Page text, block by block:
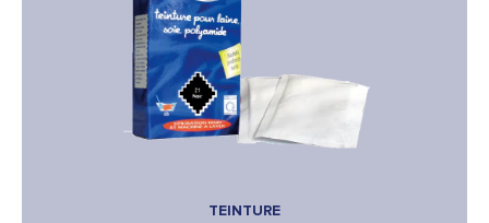
TEINTURE